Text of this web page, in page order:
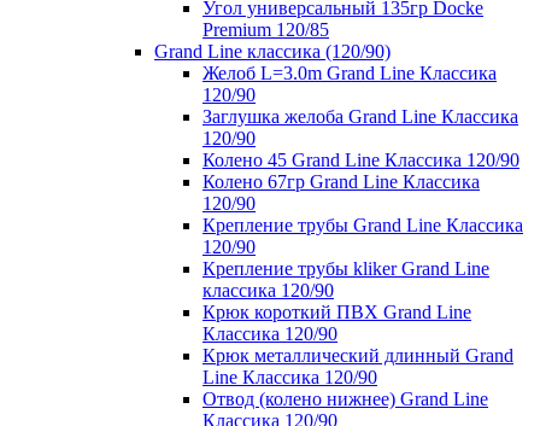
Угол универсальный 135гр Docke
Premium 120/85
Grand Line классика (120/90)
Желоб L=3.0m Grand Line Классика
120/90
Заглушка желоба Grand Line Классика
120/90
Колено 45 Grand Line Классика 120/90
Колено 67гр Grand Line Классика
120/90
Крепление трубы Grand Line Классика
120/90
Крепление трубы kliker Grand Line
классика 120/90
Крюк короткий ПВХ Grand Line
Классика 120/90
Крюк металлический длинный Grand
Line Классика 120/90
Отвод (колено нижнее) Grand Line
Классика 120/90